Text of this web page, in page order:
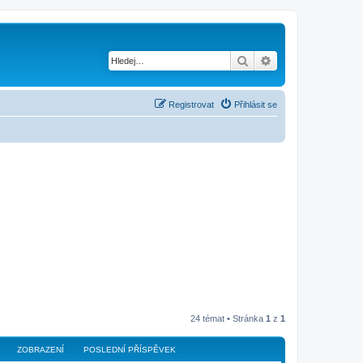
Hledat
Přihlásit se
Registrovat
24 témat • Stránka 1 z 1
ZOBRAZENÍ POSLEDNÍ PŘÍSPĚVEK